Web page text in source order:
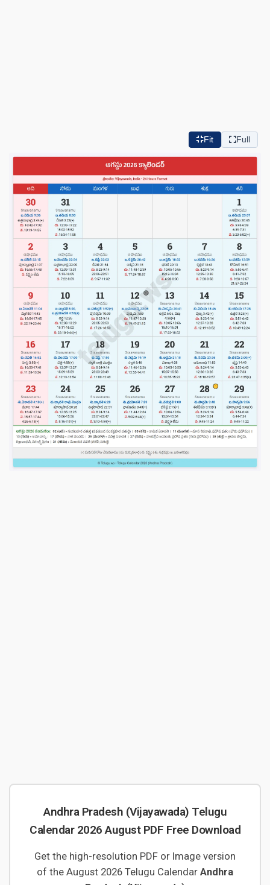
Fit Full
Andhra Pradesh (Vijayawada) Telugu
Calendar 2026 August PDF Free Download
Get the high-resolution PDF or Image version
of the August 2026 Telugu Calendar Andhra